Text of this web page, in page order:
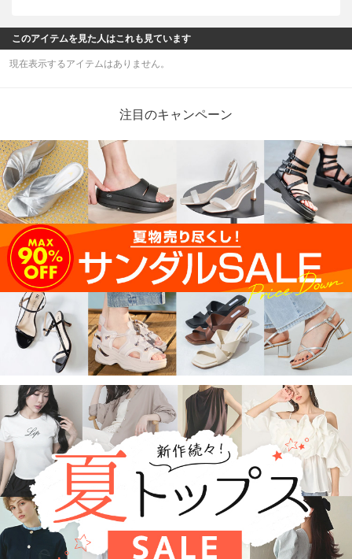
このアイテムを見た人はこれも見ています
現在表示するアイテムはありません。
注目のキャンペーン